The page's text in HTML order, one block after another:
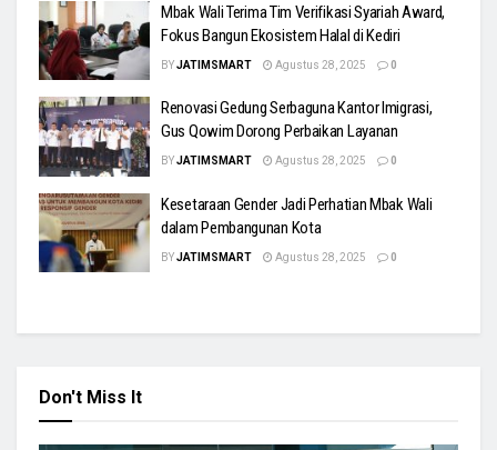
Mbak Wali Terima Tim Verifikasi Syariah Award,
Fokus Bangun Ekosistem Halal di Kediri
BYJATIMSMART Agustus 28, 2025 0
Renovasi Gedung Serbaguna Kantor Imigrasi,
Gus Qowim Dorong Perbaikan Layanan
BYJATIMSMART Agustus 28, 2025 0
Kesetaraan Gender Jadi Perhatian Mbak Wali
dalam Pembangunan Kota
BYJATIMSMART Agustus 28, 2025 0
Don't Miss It